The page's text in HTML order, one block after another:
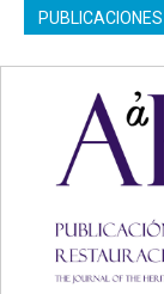
PUBLICACIONES